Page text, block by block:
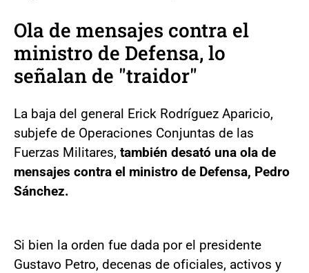
Ola de mensajes contra el
ministro de Defensa, lo
señalan de "traidor"
La baja del general Erick Rodríguez Aparicio,
subjefe de Operaciones Conjuntas de las
Fuerzas Militares, también desató una ola de
mensajes contra el ministro de Defensa, Pedro
Sánchez.
Si bien la orden fue dada por el presidente
Gustavo Petro, decenas de oficiales, activos y